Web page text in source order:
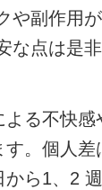
や副作用
な点は是
る不快感
す。個人差
から1、2